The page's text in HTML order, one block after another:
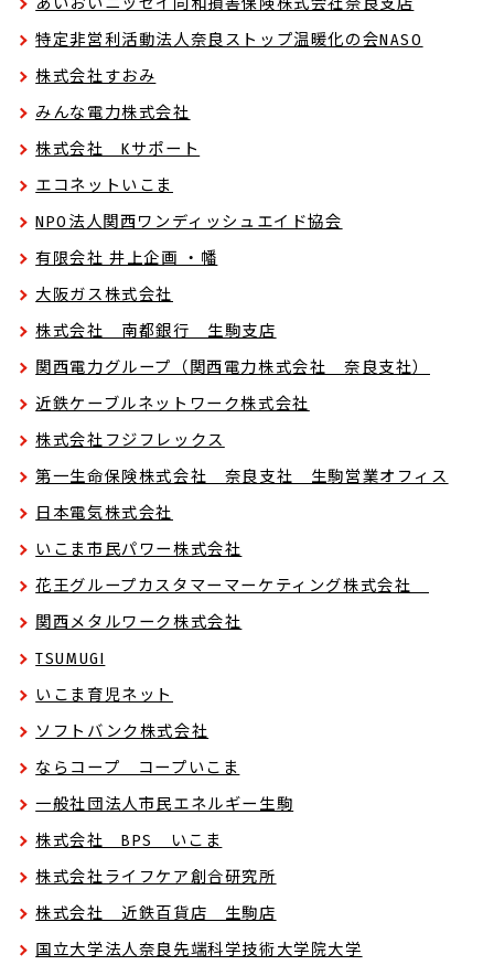
あいおいニッセイ同和損害保険株式会社奈良支店
特定非営利活動法人奈良ストップ温暖化の会NASO
株式会社すおみ
みんな電力株式会社
株式会社 Kサポート
エコネットいこま
NPO法人関西ワンディッシュエイド協会
有限会社 井上企画 ・幡
大阪ガス株式会社
株式会社 南都銀行 生駒支店
関西電力グループ（関西電力株式会社 奈良支社）
近鉄ケーブルネットワーク株式会社
株式会社フジフレックス
第一生命保険株式会社 奈良支社 生駒営業オフィス
日本電気株式会社
いこま市民パワー株式会社
花王グループカスタマーマーケティング株式会社
関西メタルワーク株式会社
TSUMUGI
いこま育児ネット
ソフトバンク株式会社
ならコープ コープいこま
一般社団法人市民エネルギー生駒
株式会社 BPS いこま
株式会社ライフケア創合研究所
株式会社 近鉄百貨店 生駒店
国立大学法人奈良先端科学技術大学院大学